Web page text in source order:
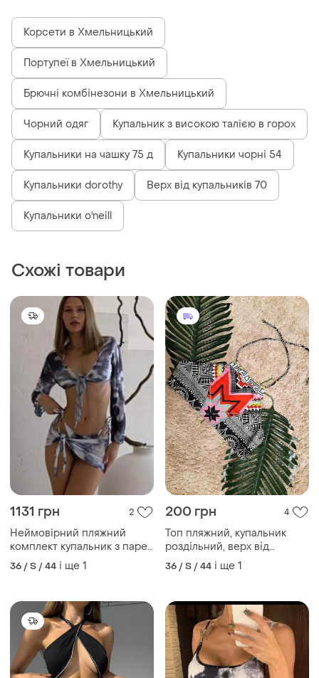
Корсети в Хмельницький
Портупеї в Хмельницький
Брючні комбінезони в Хмельницький
Чорний одяг Купальник з високою талією в горох
Купальники на чашку 75 д Купальники чорні 54
Купальники dorothy Верх від купальників 70
Купальники o'neill
Схожі товари
1131 грн 2
Неймовірний пляжний
комплект купальник з парео
і топом
36 / S / 44 і ще 1
200 грн 4
Топ пляжний, купальник
роздільний, верх від
купальника🌴
36 / S / 44 і ще 1